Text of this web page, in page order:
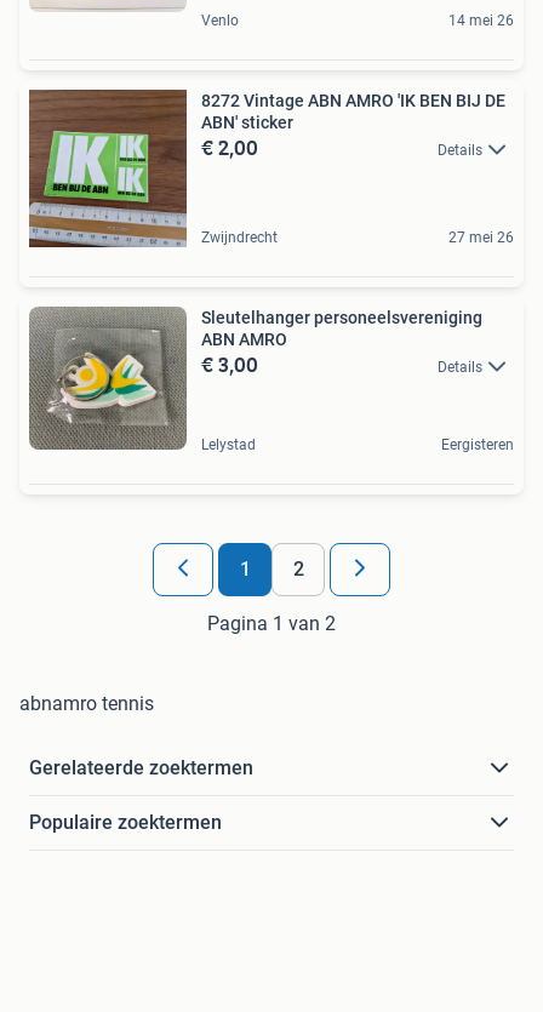
Venlo 14 mei 26
8272 Vintage ABN AMRO 'IK BEN BIJ DE
ABN' sticker
€ 2,00 Details
Zwijndrecht 27 mei 26
Sleutelhanger personeelsvereniging
ABN AMRO
€ 3,00 Details
Lelystad Eergisteren
1 2
Pagina 1 van 2
abnamro tennis
Gerelateerde zoektermen
Populaire zoektermen